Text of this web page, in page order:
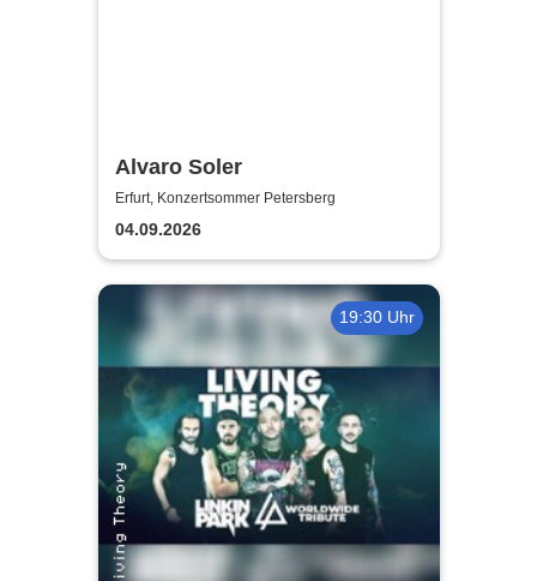
Alvaro Soler
Erfurt, Konzertsommer Petersberg
04.09.2026
19:30 Uhr